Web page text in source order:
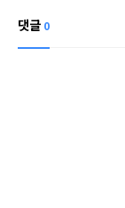
댓글 0